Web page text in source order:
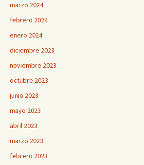
marzo 2024
febrero 2024
enero 2024
diciembre 2023
noviembre 2023
octubre 2023
junio 2023
mayo 2023
abril 2023
marzo 2023
febrero 2023